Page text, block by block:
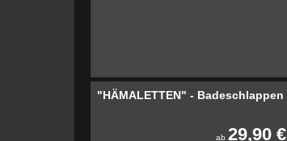
"HÄMALETTEN" - Badeschlappen
ab 29,90 €